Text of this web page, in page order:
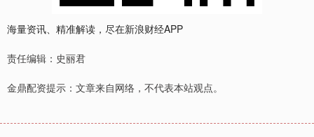
海量资讯、精准解读，尽在新浪财经APP
责任编辑：史丽君
金鼎配资提示：文章来自网络，不代表本站观点。